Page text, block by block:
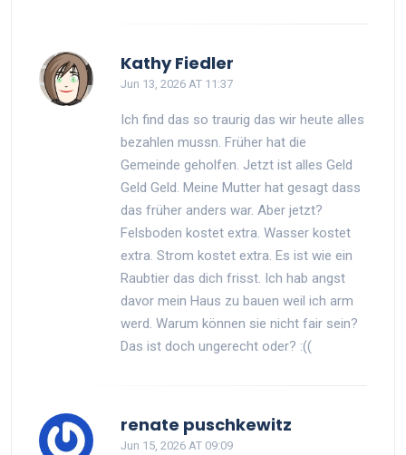
Kathy Fiedler
Jun 13, 2026 AT 11:37
Ich find das so traurig das wir heute alles
bezahlen mussn. Früher hat die
Gemeinde geholfen. Jetzt ist alles Geld
Geld Geld. Meine Mutter hat gesagt dass
das früher anders war. Aber jetzt?
Felsboden kostet extra. Wasser kostet
extra. Strom kostet extra. Es ist wie ein
Raubtier das dich frisst. Ich hab angst
davor mein Haus zu bauen weil ich arm
werd. Warum können sie nicht fair sein?
Das ist doch ungerecht oder? :((
renate puschkewitz
Jun 15, 2026 AT 09:09